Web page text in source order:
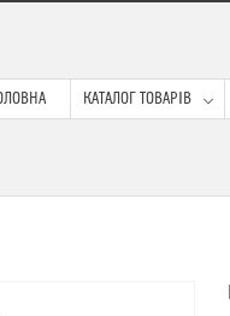
КАТАЛОГ ТОВАРІВ